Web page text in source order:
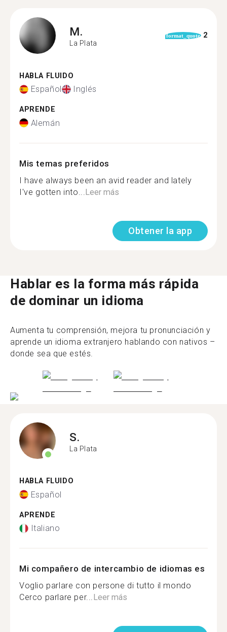
M.
La Plata
format_quote 2
HABLA FLUIDO
Español Inglés
APRENDE
Alemán
Mis temas preferidos
I have always been an avid reader and lately
I've gotten into... Leer más
Obtener la app
Hablar es la forma más rápida
de dominar un idioma
Aumenta tu comprensión, mejora tu pronunciación y
aprende un idioma extranjero hablando con nativos –
donde sea que estés.
S.
La Plata
HABLA FLUIDO
Español
APRENDE
Italiano
Mi compañero de intercambio de idiomas es
Voglio parlare con persone di tutto il mondo
Cerco parlare per...Leer más